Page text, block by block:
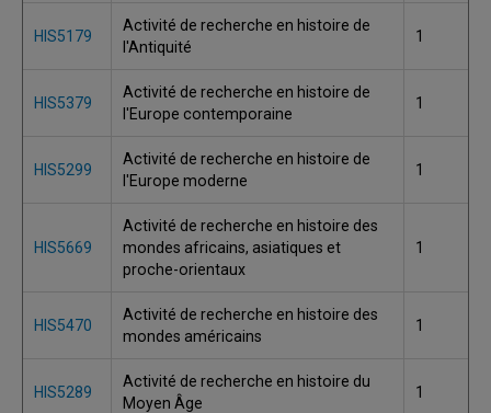
HIS5179
Activité de recherche en histoire de
l'Antiquité
1
HIS5379
Activité de recherche en histoire de
l'Europe contemporaine
1
HIS5299
Activité de recherche en histoire de
l'Europe moderne
1
HIS5669
Activité de recherche en histoire des
mondes africains, asiatiques et
proche-orientaux
1
HIS5470
Activité de recherche en histoire des
mondes américains
1
HIS5289
Activité de recherche en histoire du
Moyen Âge
1